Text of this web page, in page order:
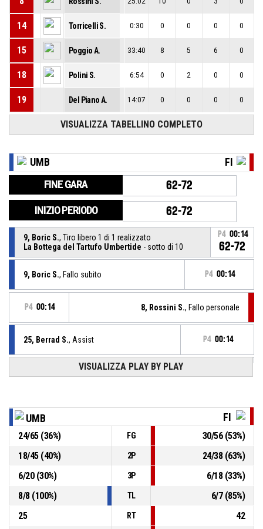
14 Torricelli S. 0:30 0 0 0 0
15 Poggio A. 33:40 8 5 6 0
18 Polini S. 6:54 0 2 0 0
19 Del Piano A. 14:07 0 0 0 0
VISUALIZZA TABELLINO COMPLETO
UMB FI
FINE GARA 62-72
INIZIO PERIODO 62-72
9, Boric S., Tiro libero 1 di 1 realizzato
La Bottega del Tartufo Umbertide - sotto di 10
P4 00:14
62-72
9, Boric S., Fallo subito P4 00:14
P4 00:14 8, Rossini S., Fallo personale
25, Berrad S., Assist P4 00:14
BASKETBALL_ACTION_3PT_PULLUPJUMPSHOT
6, D'angelo F., Rimbalzo difensivo P4 00:15
P4
00:21
8, Rossini S.,
BASKETBALL_ACTION_3PT_PULLUPJUMPSHOT sbagliato
P4 00:30 18, Polini S. , Sostituzione - Entra
VISUALIZZA PLAY BY PLAY
UMB FI
24/65(36%) FG 30/56(53%)
18/45(40%) 2P 24/38(63%)
6/20(30%) 3P 6/18(33%)
8/8(100%) TL 6/7(85%)
25
RT
42